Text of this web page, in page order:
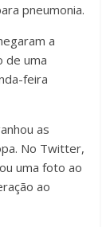
pneumonia.
a
de uma
feira
as
No Twitter,
uma foto ao
ao